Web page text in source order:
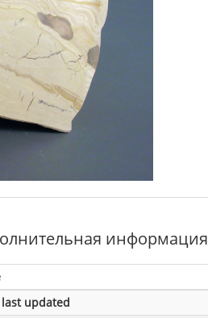
информация
last updated